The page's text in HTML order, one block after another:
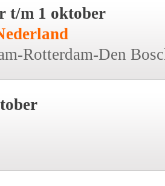
t/m 1 oktober
Rotterdam-Den